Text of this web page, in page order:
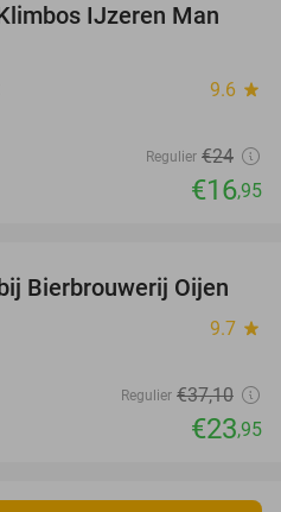
29%
IJzeren Man
9.6 star
Regulier €24
€16,95
35%
Bierbrouwerij Oijen
9.7 star
Regulier €37,10
€23,95